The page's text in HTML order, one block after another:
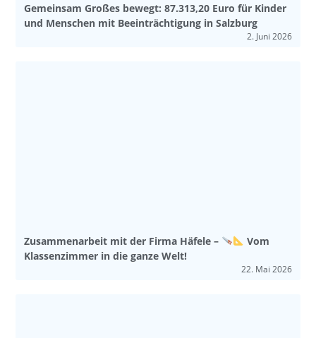
Gemeinsam Großes bewegt: 87.313,20 Euro für Kinder
und Menschen mit Beeinträchtigung in Salzburg
2. Juni 2026
Zusammenarbeit mit der Firma Häfele –
Vom
Klassenzimmer in die ganze Welt!
22. Mai 2026